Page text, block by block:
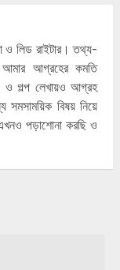
ও লিড রাইটার। তথ্য-
আগ্রহের কমতি
ও গল্প লেখায়ও আগ্রহ
বিষয় নিয়ে
পড়াশোনা করছি ও